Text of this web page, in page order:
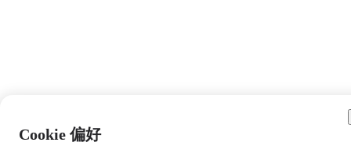
Cookie 偏好